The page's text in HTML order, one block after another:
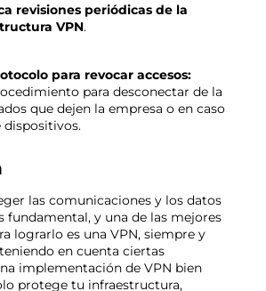
revisiones periódicas de la
VPN.
para revocar accesos:
para desconectar de la
que dejen la empresa o en caso
dispositivos.
las comunicaciones y los datos
fundamental, y una de las mejores
lograrlo es una VPN, siempre y
en cuenta ciertas
implementación de VPN bien
protege tu infraestructura,